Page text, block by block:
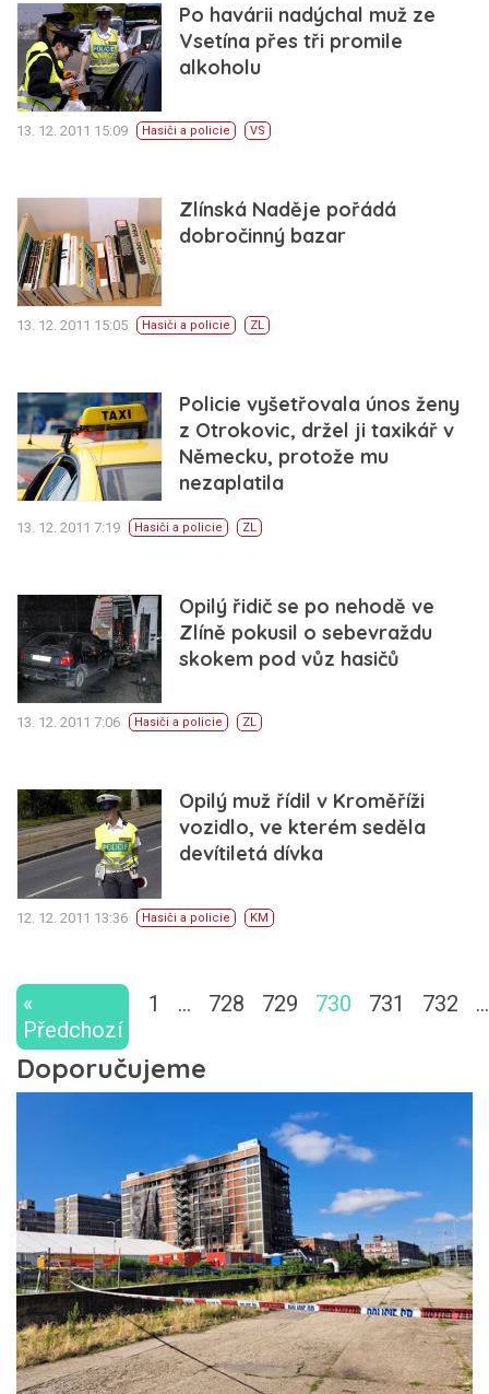
Po havárii nadýchal muž ze
Vsetína přes tři promile
alkoholu
13. 12. 2011 15:09 Hasiči a policie VS
Zlínská Naděje pořádá
dobročinný bazar
13. 12. 2011 15:05 Hasiči a policie ZL
Policie vyšetřovala únos ženy
z Otrokovic, držel ji taxikář v
Německu, protože mu
nezaplatila
13. 12. 2011 7:19 Hasiči a policie ZL
Opilý řidič se po nehodě ve
Zlíně pokusil o sebevraždu
skokem pod vůz hasičů
13. 12. 2011 7:06 Hasiči a policie ZL
Opilý muž řídil v Kroměříži
vozidlo, ve kterém seděla
devítiletá dívka
12. 12. 2011 13:36 Hasiči a policie KM
«
Předchozí
1 … 728 729 730 731 732 …